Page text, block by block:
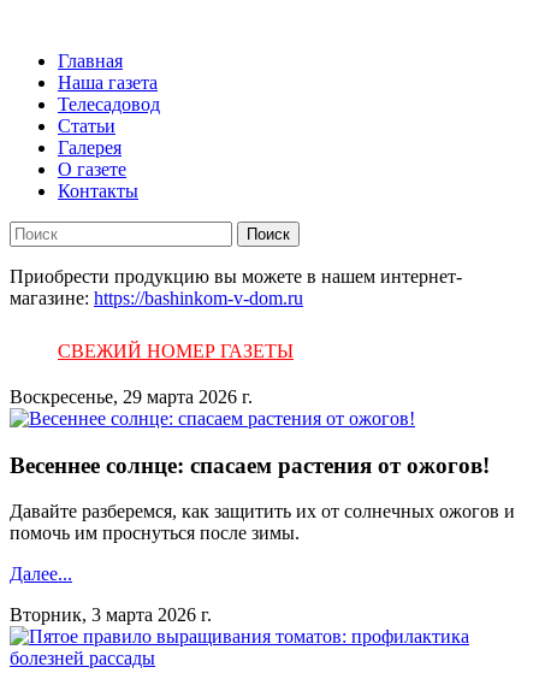
Главная
Наша газета
Телесадовод
Статьи
Галерея
О газете
Контакты
Поиск
Приобрести продукцию вы можете в нашем интернет-
магазине: https://bashinkom-v-dom.ru
СВЕЖИЙ НОМЕР ГАЗЕТЫ
Воскресенье, 29 марта 2026 г.
Весеннее солнце: спасаем растения от ожогов!
Давайте разберемся, как защитить их от солнечных ожогов и
помочь им проснуться после зимы.
Далее...
Вторник, 3 марта 2026 г.